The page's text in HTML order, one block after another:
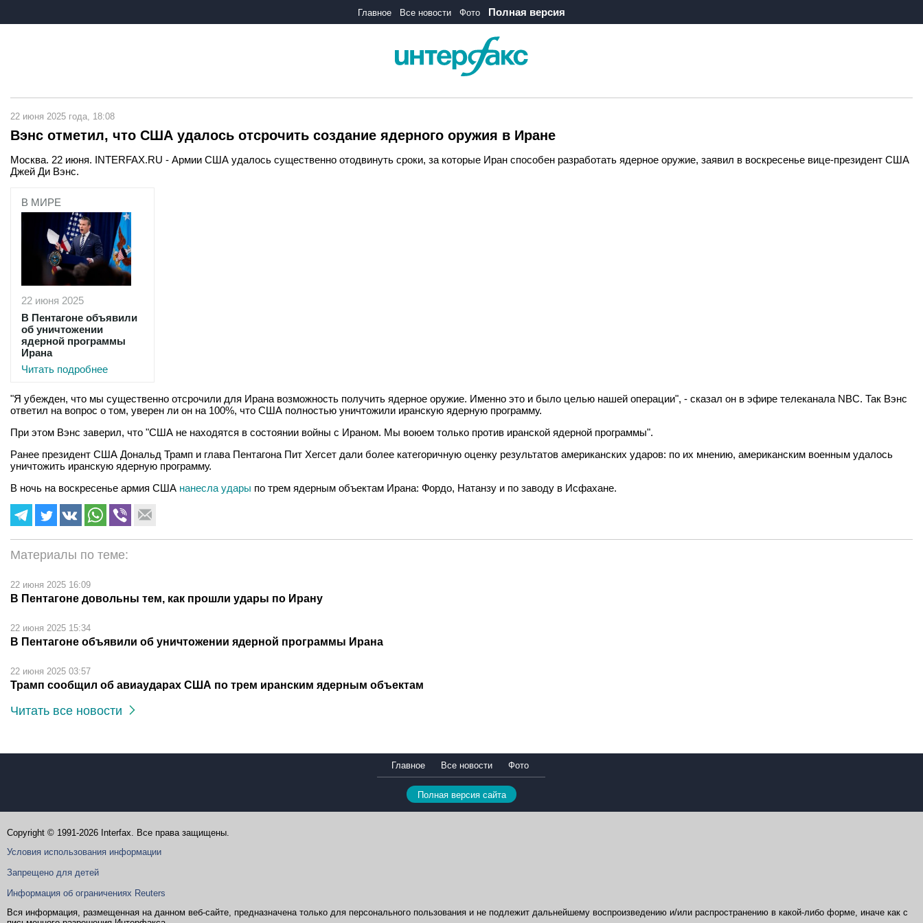
Главное Все новости Фото Полная версия
22 июня 2025 года, 18:08
Вэнс отметил, что США удалось отсрочить создание ядерного оружия в Иране
Москва. 22 июня. INTERFAX.RU - Армии США удалось существенно отодвинуть сроки, за которые Иран способен разработать ядерное оружие, заявил в воскресенье вице-президент США
Джей Ди Вэнс.
В МИРЕ
22 июня 2025
В Пентагоне объявили
об уничтожении
ядерной программы
Ирана
Читать подробнее
"Я убежден, что мы существенно отсрочили для Ирана возможность получить ядерное оружие. Именно это и было целью нашей операции", - сказал он в эфире телеканала NBC. Так Вэнс
ответил на вопрос о том, уверен ли он на 100%, что США полностью уничтожили иранскую ядерную программу.
При этом Вэнс заверил, что "США не находятся в состоянии войны с Ираном. Мы воюем только против иранской ядерной программы".
Ранее президент США Дональд Трамп и глава Пентагона Пит Хегсет дали более категоричную оценку результатов американских ударов: по их мнению, американским военным удалось
уничтожить иранскую ядерную программу.
В ночь на воскресенье армия США нанесла удары по трем ядерным объектам Ирана: Фордо, Натанзу и по заводу в Исфахане.
Материалы по теме:
22 июня 2025 16:09
В Пентагоне довольны тем, как прошли удары по Ирану
22 июня 2025 15:34
В Пентагоне объявили об уничтожении ядерной программы Ирана
22 июня 2025 03:57
Трамп сообщил об авиаударах США по трем иранским ядерным объектам
Читать все новости
Главное Все новости Фото
Полная версия сайта
Copyright © 1991-2026 Interfax. Все права защищены.
Условия использования информации
Запрещено для детей
Информация об ограничениях Reuters
Вся информация, размещенная на данном веб-сайте, предназначена только для персонального пользования и не подлежит дальнейшему воспроизведению и/или распространению в какой-либо форме, иначе как с